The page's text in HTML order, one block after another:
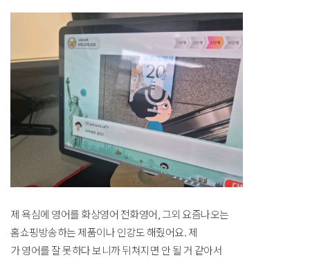
제 욕심에 영어를 화상영어 전화영어, 그외 요즘나오는
홈쇼핑방송하는 제품이나 인강도 해줬어요. 제
가 영어를 잘 못하다 보니까 뒤쳐지면 안 될 거 같아서